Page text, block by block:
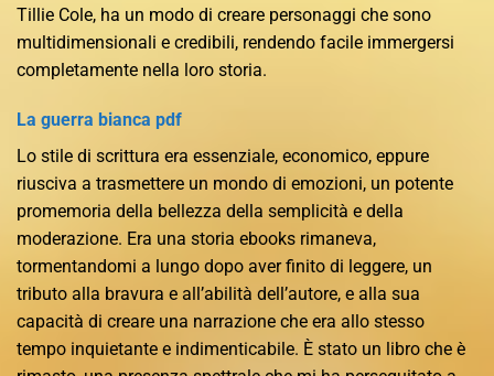
Tillie Cole, ha un modo di creare personaggi che sono
multidimensionali e credibili, rendendo facile immergersi
completamente nella loro storia.
La guerra bianca pdf
Lo stile di scrittura era essenziale, economico, eppure
riusciva a trasmettere un mondo di emozioni, un potente
promemoria della bellezza della semplicità e della
moderazione. Era una storia ebooks rimaneva,
tormentandomi a lungo dopo aver finito di leggere, un
tributo alla bravura e all’abilità dell’autore, e alla sua
capacità di creare una narrazione che era allo stesso
tempo inquietante e indimenticabile. È stato un libro che è